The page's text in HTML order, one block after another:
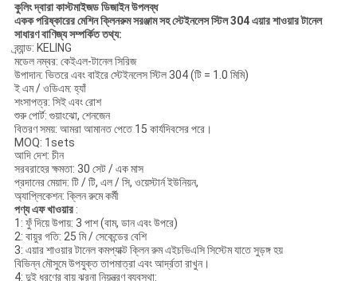
কুলিং দ্বারা কাস্টমাইজড ডিজাইন উপলব্ধ
একক পরিষ্কারের মেশিন ক্লিনরুম সরঞ্জাম সহ স্টেইনলেস স্টিল 304 এয়ার শাওয়ার টানেল
সাধারণবাণিজ্য সম্পর্কিত তথ্য:
ব্র্যান্ড: KELING
মডেল নম্বর: কেইএল-টানেল সিরিজ
উপাদান: ভিতরে এবং বাইরে স্টেইনলেস স্টিল 304 (টি = 1.0 মিমি)
ই এম / ওডিএম: হ্যাঁ
শংসাপত্র: সিই এবং রোশ
শুরু পোর্ট: গুয়াংঝো, শেনজেন
বিতরণ সময়: আমরা আমানত পেতে 15 কার্যদিবসের পরে।
MOQ: 1sets
আদি দেশ: চীন
সরবরাহের ক্ষমতা: 30 সেট / এক মাস
প্রদানের মেয়াদ: টি / টি, এল / সি, ওয়েস্টার্ন ইউনিয়ন,
অ্যাপ্লিকেশন: ক্লিন রুমে কর্মী
পণ্যএফখাওয়ার:
1: ফুঁ দিয়ে উপায়: 3 পাশ (বাম, ডান এবং উপরে)
2: বায়ুর গতি: 25 মি / সেকেন্ডের বেশি
3: এয়ার শাওয়ার টানেল কমপ্যাক্ট ক্লিন রুম এইচভিএসি সিস্টেম যাতে সুড়ঙ্গ হয়
বিভিন্ন মৌসুমে উপযুক্ত তাপমাত্রা এবং আর্দ্রতা রাখুন।
4: দুই ধরণের বায়ু ঝরনা নিয়ন্ত্রণ ব্যবস্থা: